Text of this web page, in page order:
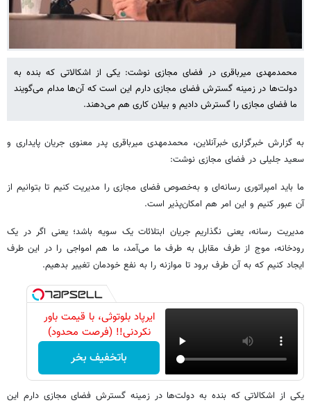
محمدمهدی میرباقری در فضای مجازی نوشت: یکی از اشکالاتی که بنده به
دولت‌ها در زمینه گسترش فضای مجازی دارم این است که آن‌ها مدام می‌گویند
ما فضای مجازی را گسترش دادیم و بیلان کاری هم می‌دهند.
به گزارش خبرگزاری خبرآنلاین، محمدمهدی میرباقری پدر معنوی جریان پایداری و
سعید جلیلی در فضای مجازی نوشت:
ما باید امپراتوری رسانه‌ای و به‌خصوص فضای مجازی را مدیریت کنیم تا بتوانیم از
آن عبور کنیم و این امر هم امکان‌پذیر است.
مدیریت رسانه، یعنی نگذاریم جریان ابتلائات یک سویه باشد؛ یعنی اگر در یک
رودخانه، موج از طرف مقابل به طرف ما می‌آمد، ما هم امواجی را در این طرف
ایجاد کنیم که به آن طرف برود تا موازنه را به نفع خودمان تغییر بدهیم.
ایرپاد بلوتوثی، با قیمت باور
نکردنی!! (فرصت محدود)
باتخفیف بخر
یکی از اشکالاتی که بنده به دولت‌ها در زمینه گسترش فضای مجازی دارم این